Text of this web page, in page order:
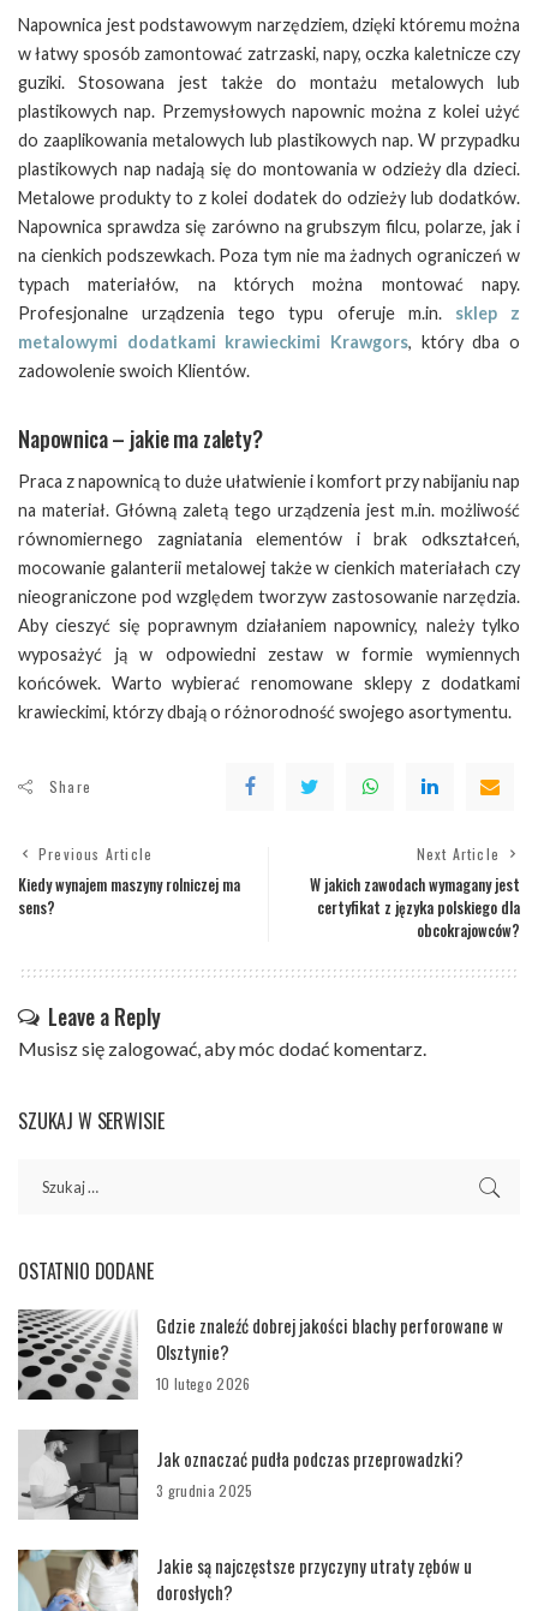
Napownica jest podstawowym narzędziem, dzięki któremu można
w łatwy sposób zamontować zatrzaski, napy, oczka kaletnicze czy
guziki. Stosowana jest także do montażu metalowych lub
plastikowych nap. Przemysłowych napownic można z kolei użyć
do zaaplikowania metalowych lub plastikowych nap. W przypadku
plastikowych nap nadają się do montowania w odzieży dla dzieci.
Metalowe produkty to z kolei dodatek do odzieży lub dodatków.
Napownica sprawdza się zarówno na grubszym filcu, polarze, jak i
na cienkich podszewkach. Poza tym nie ma żadnych ograniczeń w
typach materiałów, na których można montować napy.
Profesjonalne urządzenia tego typu oferuje m.in. sklep z
metalowymi dodatkami krawieckimi Krawgors, który dba o
zadowolenie swoich Klientów.
Napownica – jakie ma zalety?
Praca z napownicą to duże ułatwienie i komfort przy nabijaniu nap
na materiał. Główną zaletą tego urządzenia jest m.in. możliwość
równomiernego zagniatania elementów i brak odkształceń,
mocowanie galanterii metalowej także w cienkich materiałach czy
nieograniczone pod względem tworzyw zastosowanie narzędzia.
Aby cieszyć się poprawnym działaniem napownicy, należy tylko
wyposażyć ją w odpowiedni zestaw w formie wymiennych
końcówek. Warto wybierać renomowane sklepy z dodatkami
krawieckimi, którzy dbają o różnorodność swojego asortymentu.
Share
Previous Article
Kiedy wynajem maszyny rolniczej ma
sens?
Next Article
W jakich zawodach wymagany jest
certyfikat z języka polskiego dla
obcokrajowców?
Leave a Reply
Musisz się zalogować, aby móc dodać komentarz.
SZUKAJ W SERWISIE
OSTATNIO DODANE
Gdzie znaleźć dobrej jakości blachy perforowane w
Olsztynie?
10 lutego 2026
Jak oznaczać pudła podczas przeprowadzki?
3 grudnia 2025
Jakie są najczęstsze przyczyny utraty zębów u
dorosłych?